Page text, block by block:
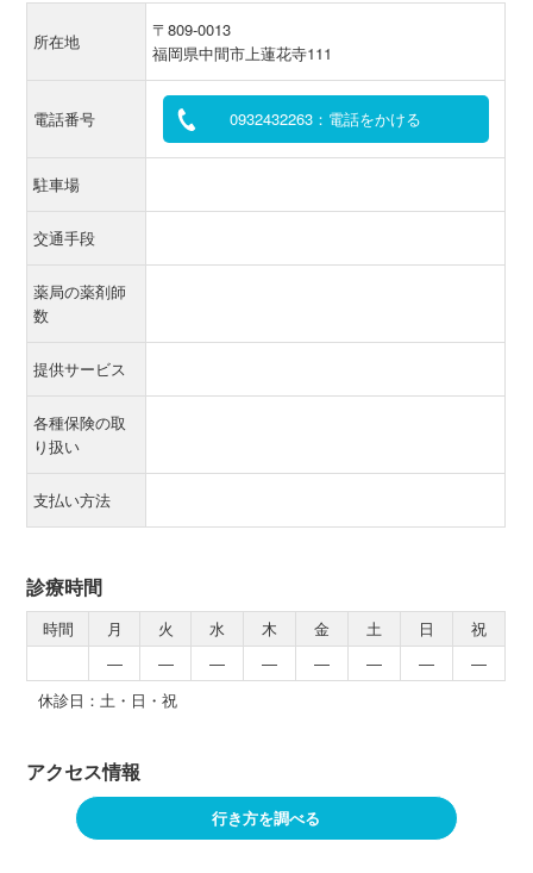
所在地
〒809-0013
福岡県中間市上蓮花寺111
電話番号 0932432263：電話をかける
駐車場
交通手段
薬局の薬剤師
数
提供サービス
各種保険の取
り扱い
支払い方法
診療時間
時間 月 火 水 木 金 土 日
祝
―
― ― ― ― ― ―
―
休診日：土・日・祝
アクセス情報
行き方を調べる